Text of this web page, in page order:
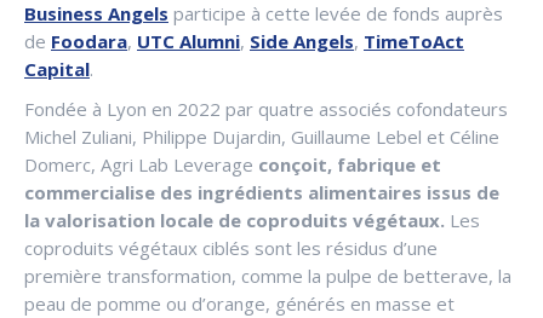
Business Angels participe à cette levée de fonds auprès
de Foodara, UTC Alumni, Side Angels, TimeToAct
Capital.
Fondée à Lyon en 2022 par quatre associés cofondateurs
Michel Zuliani, Philippe Dujardin, Guillaume Lebel et Céline
Domerc, Agri Lab Leverage conçoit, fabrique et
commercialise des ingrédients alimentaires issus de
la valorisation locale de coproduits végétaux. Les
coproduits végétaux ciblés sont les résidus d’une
première transformation, comme la pulpe de betterave, la
peau de pomme ou d’orange, générés en masse et